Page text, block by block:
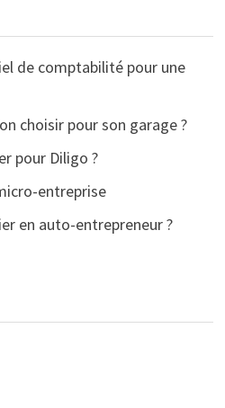
de comptabilité pour une
choisir pour son garage ?
pour Diligo ?
entreprise
en auto-entrepreneur ?